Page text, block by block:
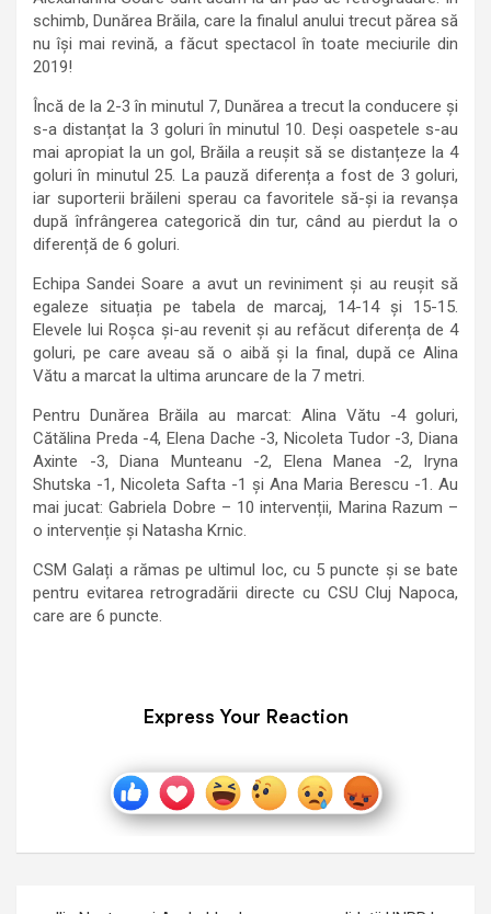
schimb, Dunărea Brăila, care la finalul anului trecut părea să
nu își mai revină, a făcut spectacol în toate meciurile din
2019!
Încă de la 2-3 în minutul 7, Dunărea a trecut la conducere și
s-a distanțat la 3 goluri în minutul 10. Deși oaspetele s-au
mai apropiat la un gol, Brăila a reușit să se distanțeze la 4
goluri în minutul 25. La pauză diferența a fost de 3 goluri,
iar suporterii brăileni sperau ca favoritele să-și ia revanșa
după înfrângerea categorică din tur, când au pierdut la o
diferență de 6 goluri.
Echipa Sandei Soare a avut un reviniment și au reușit să
egaleze situația pe tabela de marcaj, 14-14 și 15-15.
Elevele lui Roșca și-au revenit și au refăcut diferența de 4
goluri, pe care aveau să o aibă și la final, după ce Alina
Vătu a marcat la ultima aruncare de la 7 metri.
Pentru Dunărea Brăila au marcat: Alina Vătu -4 goluri,
Cătălina Preda -4, Elena Dache -3, Nicoleta Tudor -3, Diana
Axinte -3, Diana Munteanu -2, Elena Manea -2, Iryna
Shutska -1, Nicoleta Safta -1 și Ana Maria Berescu -1. Au
mai jucat: Gabriela Dobre – 10 intervenții, Marina Razum –
o intervenție și Natasha Krnic.
CSM Galați a rămas pe ultimul loc, cu 5 puncte și se bate
pentru evitarea retrogradării directe cu CSU Cluj Napoca,
care are 6 puncte.
Express Your Reaction